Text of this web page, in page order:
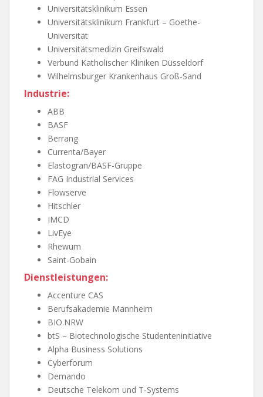
Universitätsklinikum Essen
Universitätsklinikum Frankfurt – Goethe-
Universität
Universitätsmedizin Greifswald
Verbund Katholischer Kliniken Düsseldorf
Wilhelmsburger Krankenhaus Groß-Sand
Industrie:
ABB
BASF
Berrang
Currenta/Bayer
Elastogran/BASF-Gruppe
FAG Industrial Services
Flowserve
Hitschler
IMCD
LivEye
Rhewum
Saint-Gobain
Dienstleistungen:
Accenture CAS
Berufsakademie Mannheim
BIO.NRW
btS – Biotechnologische Studenteninitiative
Alpha Business Solutions
Cyberforum
Demando
Deutsche Telekom und T-Systems